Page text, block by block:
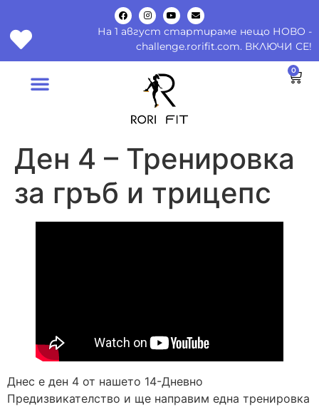
На 1 август стартираме нещо НОВО -
challenge.rorifit.com. ВКЛЮЧИ СЕ!
0
Ден 4 – Тренировка
за гръб и трицепс
Днес е ден 4 от нашето 14-Дневно
Предизвикателство и ще направим една тренировка